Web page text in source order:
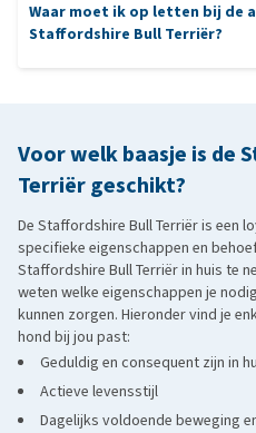
American Staffordshire Terriër
maar net als de Staffie energiek,
: is kleiner en
speelse, aanhankelijke karakter.
Waar moet ik op letten bij de
Staffordshire Bull Terriër?
Voor welk baasje is de
Terriër geschikt?
De Staffordshire Bull Terriër is een
specifieke eigenschappen en
Staffordshire Bull Terriër in huis te
weten welke eigenschappen je
kunnen zorgen. Hieronder vind je
hond bij jou past:
Geduldig en consequent zijn in
Actieve levensstijl
Dagelijks voldoende beweging